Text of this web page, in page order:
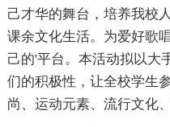
己才华的舞台，培养我校
课余文化生活。为爱好歌
己的'平台。本活动拟以大
们的积极性，让全校学生
尚、运动元素、流行文化